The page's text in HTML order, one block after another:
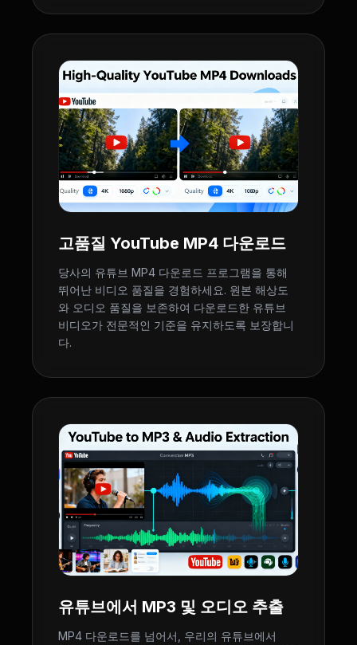
고품질 YouTube MP4 다운로드
당사의 유튜브 MP4 다운로드 프로그램을 통해
뛰어난 비디오 품질을 경험하세요. 원본 해상도
와 오디오 품질을 보존하여 다운로드한 유튜브
비디오가 전문적인 기준을 유지하도록 보장합니
다.
유튜브에서 MP3 및 오디오 추출
MP4 다운로드를 넘어서, 우리의 유튜브에서